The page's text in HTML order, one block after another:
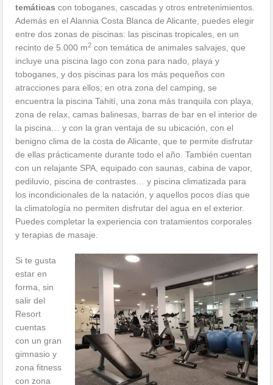
temáticas con toboganes, cascadas y otros entretenimientos.
Además en el Alannia Costa Blanca de Alicante, puedes elegir
entre dos zonas de piscinas: las piscinas tropicales, en un
recinto de 5.000 m2 con temática de animales salvajes, que
incluye una piscina lago con zona para nado, playa y
toboganes, y dos piscinas para los más pequeños con
atracciones para ellos; en otra zona del camping, se
encuentra la piscina Tahití, una zona más tranquila con playa,
zona de relax, camas balinesas, barras de bar en el interior de
la piscina… y con la gran ventaja de su ubicación, con el
benigno clima de la costa de Alicante, que te permite disfrutar
de ellas prácticamente durante todo el año. También cuentan
con un relajante SPA, equipado con saunas, cabina de vapor,
pediluvio, piscina de contrastes… y piscina climatizada para
los incondicionales de la natación, y aquellos pocos días que
la climatología no permiten disfrutar del agua en el exterior.
Puedes completar la experiencia con tratamientos corporales
y terapias de masaje.
Si te gusta
estar en
forma, sin
salir del
Resort
cuentas
con un gran
gimnasio y
zona fitness
con zona